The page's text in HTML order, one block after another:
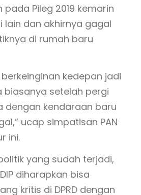
pada Pileg 2019 kemarin
lain dan akhirnya gagal
di rumah baru
kedepan jadi
biasanya setelah pergi
dengan kendaraan baru
ucap simpatisan PAN
ini.
yang sudah terjadi,
diharapkan bisa
kritis di DPRD dengan